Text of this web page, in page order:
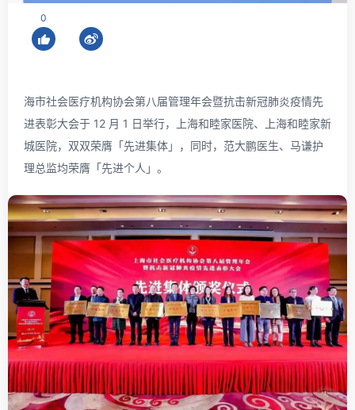
0
海市社会医疗机构协会第八届管理年会暨抗击新冠肺炎疫情先
进表彰大会于 12 月 1 日举行，上海和睦家医院、上海和睦家新
城医院，双双荣膺「先进集体」，同时，范大鹏医生、马谦护
理总监均荣膺「先进个人」。